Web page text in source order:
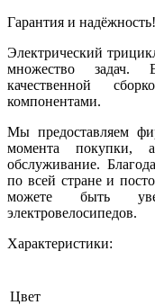
Гарантия и надёжность!
Электрический
множество задач.
качественной
компонентами.
Мы предоставляем
момента покупки,
обслуживание.
по всей стране и
можете быть
электровелосипедов.
Характеристики:
Цвет